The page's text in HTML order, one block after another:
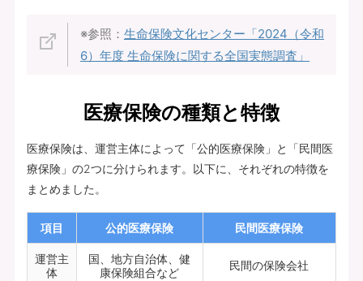
※参照： 生命保険文化センター「2024（令和
6）年度 生命保険に関する全国実態調査」
医療保険の種類と特徴
医療保険は、運営主体によって「公的医療保険」と「民間医
療保険」の2つに分けられます。以下に、それぞれの特徴を
まとめました。
項目 公的医療保険 民間医療保険
運営主
体
国、地方自治体、健
康保険組合など
民間の保険会社